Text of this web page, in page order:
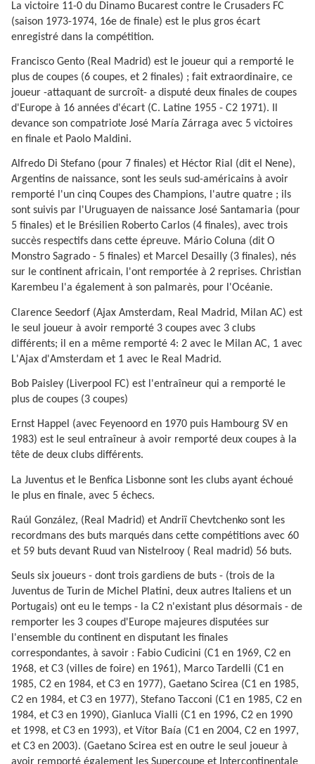
La victoire 11-0 du Dinamo Bucarest contre le Crusaders FC
(saison 1973-1974, 16e de finale) est le plus gros écart
enregistré dans la compétition.
Francisco Gento (Real Madrid) est le joueur qui a remporté le
plus de coupes (6 coupes, et 2 finales) ; fait extraordinaire, ce
joueur -attaquant de surcroît- a disputé deux finales de coupes
d'Europe à 16 années d'écart (C. Latine 1955 - C2 1971). Il
devance son compatriote José María Zárraga avec 5 victoires
en finale et Paolo Maldini.
Alfredo Di Stefano (pour 7 finales) et Héctor Rial (dit el Nene),
Argentins de naissance, sont les seuls sud-américains à avoir
remporté l'un cinq Coupes des Champions, l'autre quatre ; ils
sont suivis par l'Uruguayen de naissance José Santamaria (pour
5 finales) et le Brésilien Roberto Carlos (4 finales), avec trois
succès respectifs dans cette épreuve. Mário Coluna (dit O
Monstro Sagrado - 5 finales) et Marcel Desailly (3 finales), nés
sur le continent africain, l'ont remportée à 2 reprises. Christian
Karembeu l'a également à son palmarès, pour l'Océanie.
Clarence Seedorf (Ajax Amsterdam, Real Madrid, Milan AC) est
le seul joueur à avoir remporté 3 coupes avec 3 clubs
différents; il en a même remporté 4: 2 avec le Milan AC, 1 avec
L'Ajax d'Amsterdam et 1 avec le Real Madrid.
Bob Paisley (Liverpool FC) est l'entraîneur qui a remporté le
plus de coupes (3 coupes)
Ernst Happel (avec Feyenoord en 1970 puis Hambourg SV en
1983) est le seul entraîneur à avoir remporté deux coupes à la
tête de deux clubs différents.
La Juventus et le Benfica Lisbonne sont les clubs ayant échoué
le plus en finale, avec 5 échecs.
Raúl González, (Real Madrid) et Andriï Chevtchenko sont les
recordmans des buts marqués dans cette compétitions avec 60
et 59 buts devant Ruud van Nistelrooy ( Real madrid) 56 buts.
Seuls six joueurs - dont trois gardiens de buts - (trois de la
Juventus de Turin de Michel Platini, deux autres Italiens et un
Portugais) ont eu le temps - la C2 n'existant plus désormais - de
remporter les 3 coupes d'Europe majeures disputées sur
l'ensemble du continent en disputant les finales
correspondantes, à savoir : Fabio Cudicini (C1 en 1969, C2 en
1968, et C3 (villes de foire) en 1961), Marco Tardelli (C1 en
1985, C2 en 1984, et C3 en 1977), Gaetano Scirea (C1 en 1985,
C2 en 1984, et C3 en 1977), Stefano Tacconi (C1 en 1985, C2 en
1984, et C3 en 1990), Gianluca Vialli (C1 en 1996, C2 en 1990
et 1998, et C3 en 1993), et Vítor Baía (C1 en 2004, C2 en 1997,
et C3 en 2003). (Gaetano Scirea est en outre le seul joueur à